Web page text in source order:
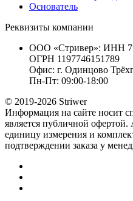
Основатель
Реквизиты компании
ООО «Стривер»: ИНН
ОГРН 1197746151789
Офис: г. Одинцово
Пн-Пт: 09:00-18:00
© 2019-2026 Striwer
Информация на сайте носит
является публичной
единицу измерения и
подтверждении заказа у